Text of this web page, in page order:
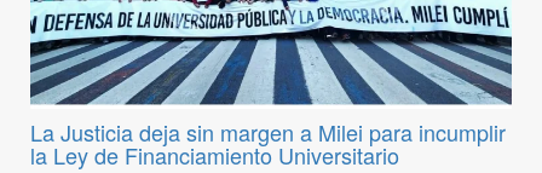
La Justicia deja sin margen a Milei para incumplir
la Ley de Financiamiento Universitario